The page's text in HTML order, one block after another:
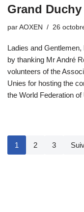
Grand
par AOXEN 26
Ladies and
by thanking Mr André
volunteers of the
Unies for hosting the
the World Federation
1 2 3